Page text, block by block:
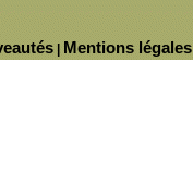
Mentions légales